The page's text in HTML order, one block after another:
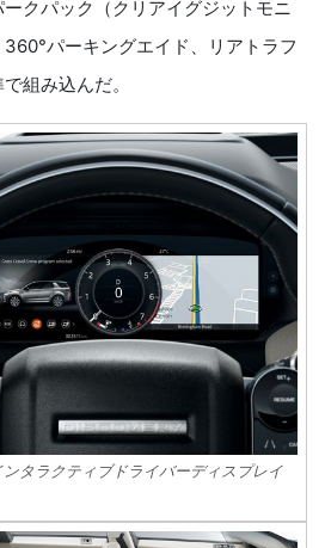
クパック（クリアイグジットモニ
パーキングエイド、リアトラフ
組み込んだ。
タラクティブドライバーディスプレイ